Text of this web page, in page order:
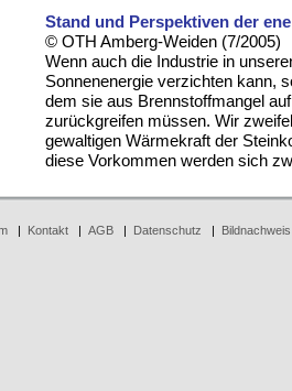
Stand und Perspektiven der
© OTH Amberg-Weiden (7/2005)
Wenn auch die Industrie in
Sonnenenergie verzichten kann,
dem sie aus Brennstoffmangel
zurückgreifen müssen. Wir
gewaltigen Wärmekraft der
diese Vorkommen werden sich
| Kontakt| AGB| Datenschutz Bildnachweis